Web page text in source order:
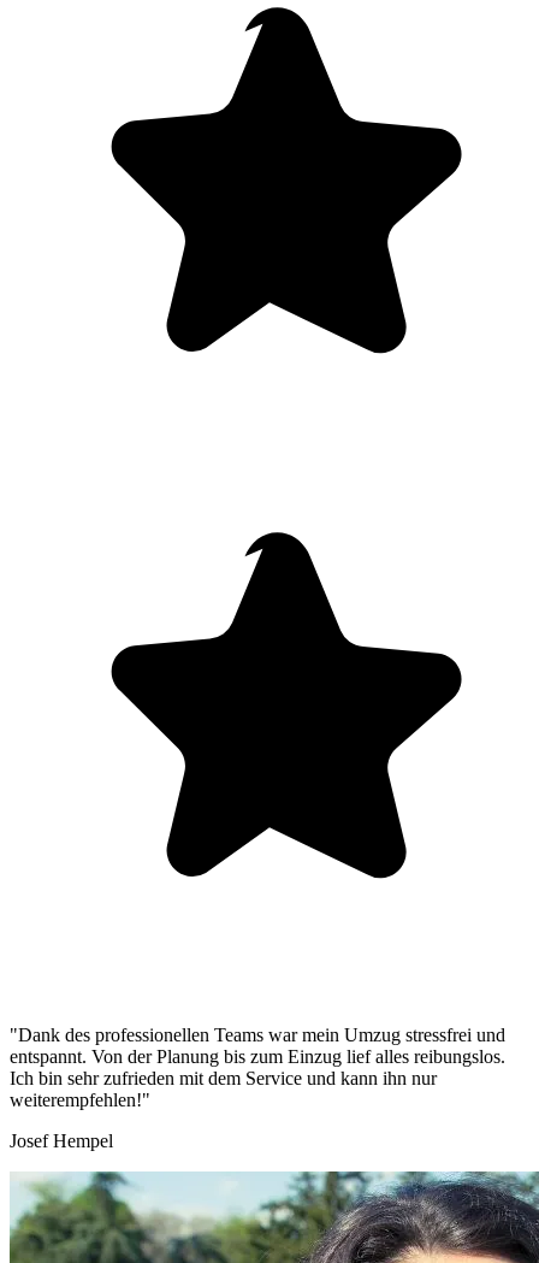
"Dank des professionellen Teams war mein Umzug stressfrei und
entspannt. Von der Planung bis zum Einzug lief alles reibungslos.
Ich bin sehr zufrieden mit dem Service und kann ihn nur
weiterempfehlen!"
Josef Hempel